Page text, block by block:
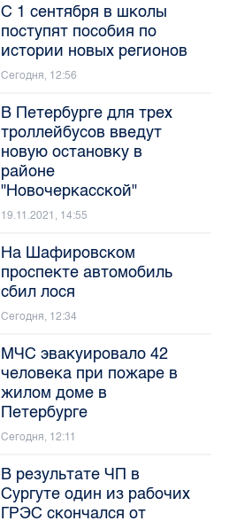
С 1 сентября в школы
поступят пособия по
истории новых регионов
Сегодня, 12:56
В Петербурге для трех
троллейбусов введут
новую остановку в
районе
"Новочеркасской"
19.11.2021, 14:55
На Шафировском
проспекте автомобиль
сбил лося
Сегодня, 12:34
МЧС эвакуировало 42
человека при пожаре в
жилом доме в
Петербурге
Сегодня, 12:11
В результате ЧП в
Сургуте один из рабочих
ГРЭС скончался от